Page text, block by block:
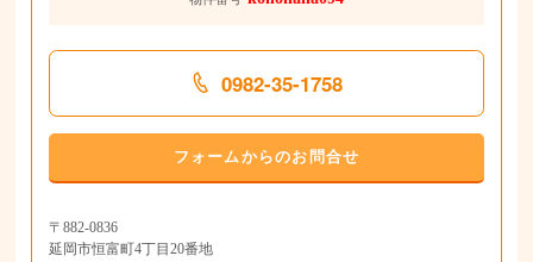
0982-35-1758
フォームからのお問合せ
〒882-0836
延岡市恒富町4丁目20番地